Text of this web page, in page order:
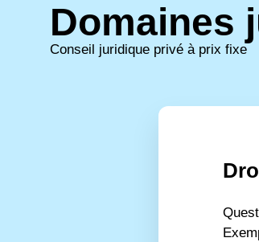
Domaines
Conseil juridique privé à prix fixe